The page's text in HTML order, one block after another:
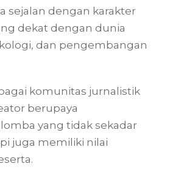
sejalan dengan karakter
dekat dengan dunia
dan pengembangan
komunitas jurnalistik
berupaya
yang tidak sekadar
juga memiliki nilai